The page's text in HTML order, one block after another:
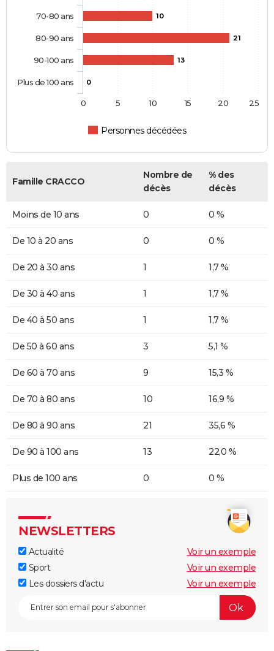
10
21
13
0
Personnes décédées
70-80 ans
80-90 ans
90-100 ans
Plus de 100 ans
0 5 10 15 20 25
Famille CRACCO
Nombre de
décès
% des
décès
Moins de 10 ans 0 0 %
De 10 à 20 ans 0 0 %
De 20 à 30 ans 1 1,7 %
De 30 à 40 ans 1 1,7 %
De 40 à 50 ans 1 1,7 %
De 50 à 60 ans 3 5,1 %
De 60 à 70 ans 9 15,3 %
De 70 à 80 ans 10 16,9 %
De 80 à 90 ans 21 35,6 %
De 90 à 100 ans 13 22,0 %
Plus de 100 ans 0 0 %
NEWSLETTERS
Actualité
Voir un exemple
Sport
Voir un exemple
Les dossiers d'actu
Voir un exemple